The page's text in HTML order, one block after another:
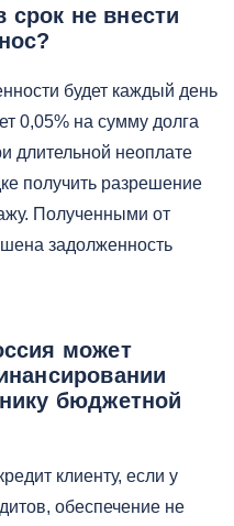
срок не внести
будет каждый день
0,05% на сумму долга
длительной неоплате
получить разрешение
Полученными от
задолженность
может
бюджетной
клиенту, если у
обеспечение не